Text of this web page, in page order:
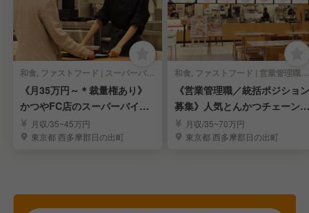
和食, ファストフード | スーパーバイザー
《月35万円～＊裁量権あり》
かつやFC店のスーパーバイザ
ーを募集／月8休み
月収/35~45万円
東京都 西多摩郡日の出町
和食, ファストフード | 営業管理職・経営幹部
《営業管理職／統括ポジション
募集》人気とんかつチェーンF
C＊週休2日制
月収/35~70万円
東京都 西多摩郡日の出町